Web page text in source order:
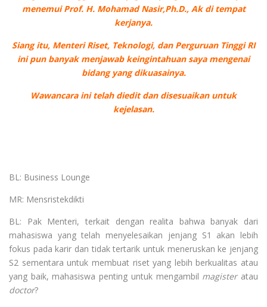
menemui Prof. H. Mohamad Nasir,Ph.D., Ak di tempat
kerjanya.
Siang itu, Menteri Riset, Teknologi, dan Perguruan Tinggi RI
ini pun banyak menjawab keingintahuan saya mengenai
bidang yang dikuasainya.
Wawancara ini telah diedit dan disesuaikan untuk
kejelasan.
BL: Business Lounge
MR: Mensristekdikti
BL: Pak Menteri, terkait dengan realita bahwa banyak dari
mahasiswa yang telah menyelesaikan jenjang S1 akan lebih
fokus pada karir dan tidak tertarik untuk meneruskan ke jenjang
S2 sementara untuk membuat riset yang lebih berkualitas atau
yang baik, mahasiswa penting untuk mengambil magisteratau
doctor?